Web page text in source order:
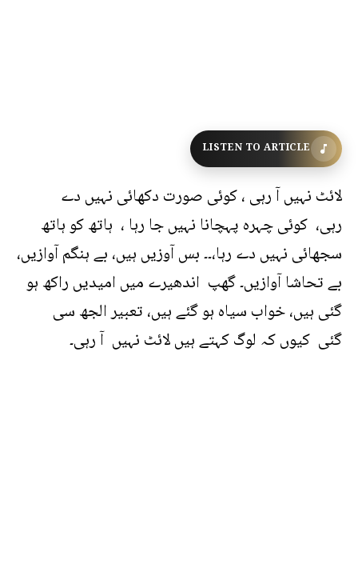
LISTEN TO ARTICLE
لائٹ نہیں آ رہی ، کوئی صورت دکھائی نہیں دے
رہی، کوئی چہرہ پہچانا نہیں جا رہا ، ہاتھ کو ہاتھ
سجھائی نہیں دے رہا،۔۔ بس آوزیں ہیں، بے ہنگم آوازیں،
بے تحاشا آوازیں۔ گھپ اندھیرے میں امیدیں راکھ ہو
گئی ہیں، خواب سیاہ ہو گئے ہیں، تعبیر الجھ سی
گئی کیوں کہ لوگ کہتے ہیں لائٹ نہیں آ رہی۔